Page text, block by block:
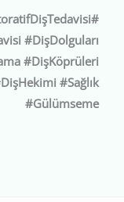
#DişDolguları
#DişKöprüleri
#Sağlık
#Gülümseme